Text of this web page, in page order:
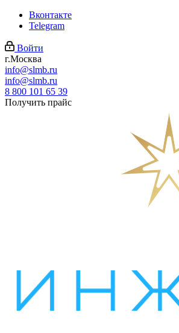
Вконтакте
Telegram
Войти
г.Москва
info@slmb.ru
info@slmb.ru
8 800 101 65 39
Получить прайс